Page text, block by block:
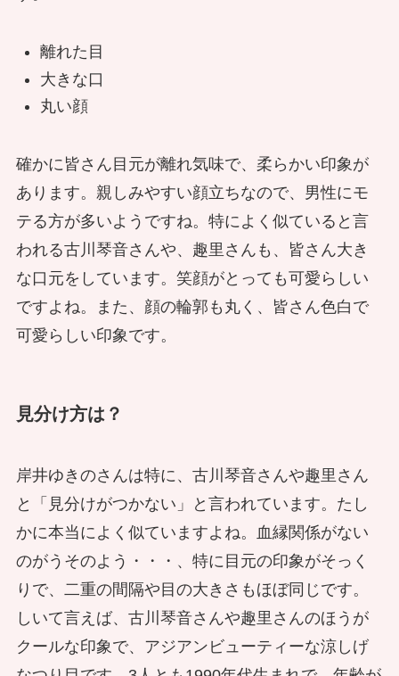
離れた目
大きな口
丸い顔
確かに皆さん目元が離れ気味で、柔らかい印象が
あります。親しみやすい顔立ちなので、男性にモ
テる方が多いようですね。特によく似ていると言
われる古川琴音さんや、趣里さんも、皆さん大き
な口元をしています。笑顔がとっても可愛らしい
ですよね。また、顔の輪郭も丸く、皆さん色白で
可愛らしい印象です。
見分け方は？
岸井ゆきのさんは特に、古川琴音さんや趣里さん
と「見分けがつかない」と言われています。たし
かに本当によく似ていますよね。血縁関係がない
のがうそのよう・・・、特に目元の印象がそっく
りで、二重の間隔や目の大きさもほぼ同じです。
しいて言えば、古川琴音さんや趣里さんのほうが
クールな印象で、アジアンビューティーな涼しげ